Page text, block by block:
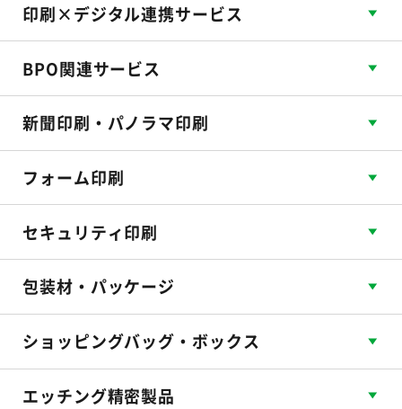
印刷×デジタル連携サービス
BPO関連サービス
新聞印刷・パノラマ印刷
フォーム印刷
セキュリティ印刷
包装材・パッケージ
ショッピングバッグ・ボックス
エッチング精密製品